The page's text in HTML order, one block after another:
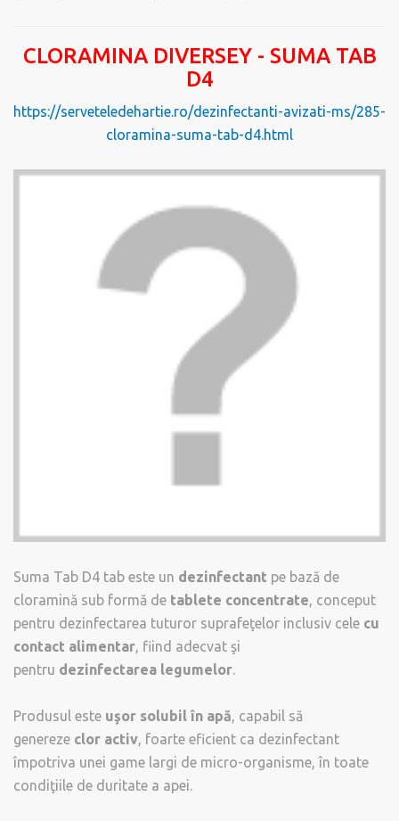
CLORAMINA DIVERSEY - SUMA TAB
D4
https://serveteledehartie.ro/dezinfectanti-avizati-ms/285-
cloramina-suma-tab-d4.html
Suma Tab D4 tab este un dezinfectant pe bază de
cloramină sub formă de tablete concentrate, conceput
pentru dezinfectarea tuturor suprafeţelor inclusiv cele cu
contact alimentar, fiind adecvat şi
pentru dezinfectarea legumelor.
Produsul este uşor solubil în apă, capabil să
genereze clor activ, foarte eficient ca dezinfectant
împotriva unei game largi de micro-organisme, în toate
condiţiile de duritate a apei.